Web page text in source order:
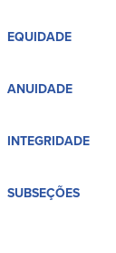
EQUIDADE
ANUIDADE
INTEGRIDADE
SUBSEÇÕES